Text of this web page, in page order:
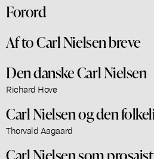
Forord
Af to Carl Nielsen breve
Den danske Carl Nielsen
Richard Hove
Carl Nielsen og den
Thorvald Aagaard
Carl Nielsen som prosaist